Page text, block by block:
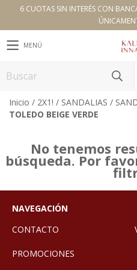
6 CUOTAS SIN INTERÉS CON
MENÚ
Inicio / 2X1! / SANDALIAS /
TOLEDO BEIGE VERDE
No tenemos
búsqueda. Por
NAVEGACIÓN
CONTACTO
PROMOCIONES